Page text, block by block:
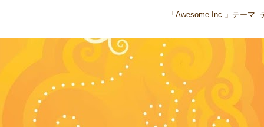
「Awesome Inc.」テーマ.